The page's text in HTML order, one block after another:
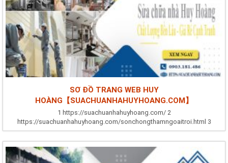
SƠ ĐỒ TRANG WEB HUY
HOÀNG【SUACHUANHAHUYHOANG.COM】
1 https://suachuanhahuyhoang.com/ 2
https://suachuanhahuyhoang.com/sonchongthamngoaitroi.html 3
https://suachuanhahuyhoang.com/nhungdieukiengkykhisuanha.html 4
https://suachuanhahuyhoang.com/
5
https://suachuanhahuyhoang.com/